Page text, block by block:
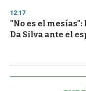
12:17
"No es el
Da Silva ante el